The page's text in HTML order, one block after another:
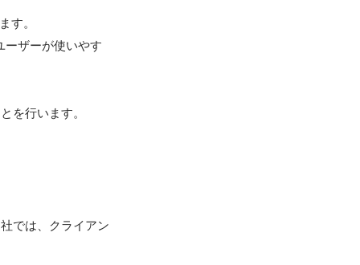
す。
ーザーが使いやす
を行います。
では、クライアン